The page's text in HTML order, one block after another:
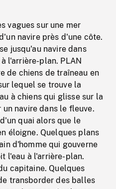
vagues sur une mer
navire près d'une côte.
jusqu'au navire dans
l'arrière-plan. PLAN
de chiens de traîneau en
lequel se trouve la
à chiens qui glisse sur la
un navire dans le fleuve.
quai alors que le
éloigne. Quelques plans
d'homme qui gouverne
l'eau à l'arrière-plan.
capitaine. Quelques
transborder des balles